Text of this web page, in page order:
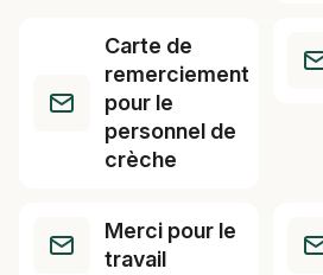
Carte de
remerciement
pour le
personnel de
crèche
Merci pour le
travail